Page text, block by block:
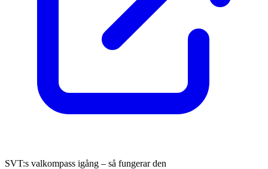
SVT:s valkompass igång – så fungerar den